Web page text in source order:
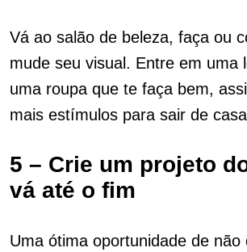
Vá ao salão de beleza, faça ou
mude seu visual. Entre em uma
uma roupa que te faça bem,
mais estímulos para sair de
5 – Crie um projeto
vá até o fim
Uma ótima oportunidade de não